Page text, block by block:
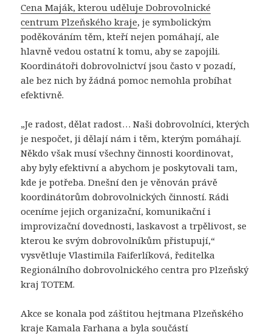
Cena Maják, kterou uděluje Dobrovolnické
centrum Plzeňského kraje, je symbolickým
poděkováním těm, kteří nejen pomáhají, ale
hlavně vedou ostatní k tomu, aby se zapojili.
Koordinátoři dobrovolnictví jsou často v pozadí,
ale bez nich by žádná pomoc nemohla probíhat
efektivně.
„Je radost, dělat radost… Naši dobrovolníci, kterých
je nespočet, ji dělají nám i těm, kterým pomáhají.
Někdo však musí všechny činnosti koordinovat,
aby byly efektivní a abychom je poskytovali tam,
kde je potřeba. Dnešní den je věnován právě
koordinátorům dobrovolnických činností. Rádi
oceníme jejich organizační, komunikační i
improvizační dovednosti, laskavost a trpělivost, se
kterou ke svým dobrovolníkům přistupují,“
vysvětluje Vlastimila Faiferlíková, ředitelka
Regionálního dobrovolnického centra pro Plzeňský
kraj TOTEM.
Akce se konala pod záštitou hejtmana Plzeňského
kraje Kamala Farhana a byla součástí